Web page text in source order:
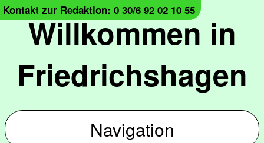
Willkommen in
Friedrichshagen
Kontakt zur Redaktion: 0 30/6 92 02 10 55
Navigation